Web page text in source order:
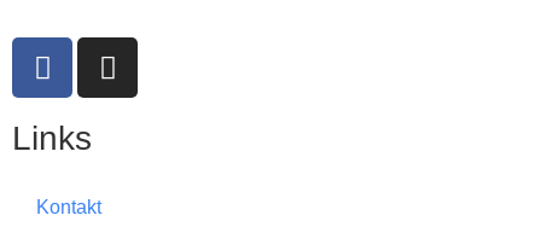
Links
Kontakt